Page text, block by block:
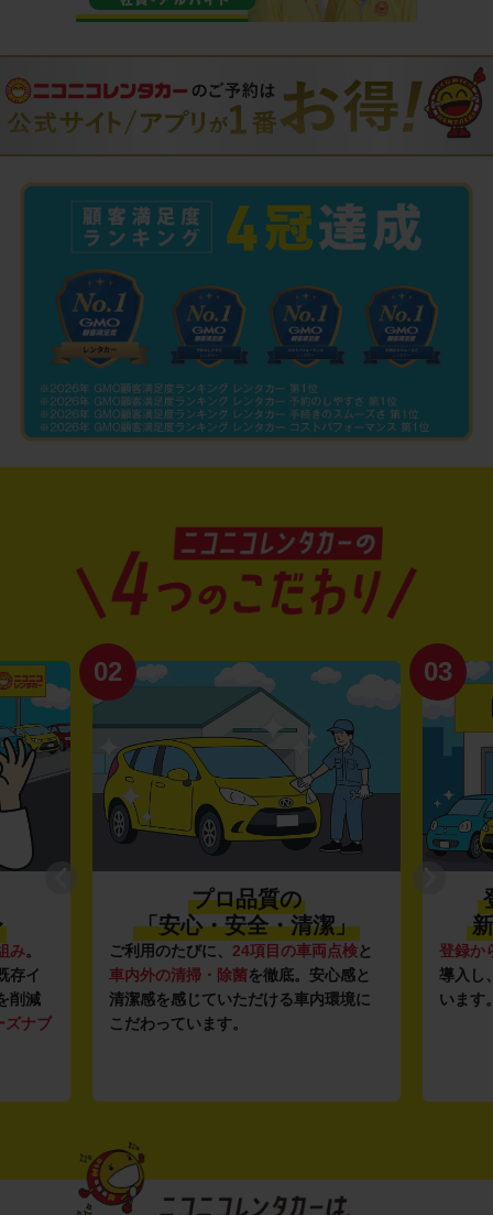
み。
存イ
削減
ズナブ
02
プロ品質の
「安心・安全・清潔」
ご利用のたびに、 24項目の車両点検と
車内外の清掃・除菌を徹底。安心感と
清潔感を感じていただける車内環境に
こだわっています。
03
登録か
導入し
います